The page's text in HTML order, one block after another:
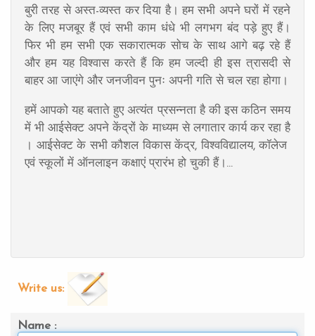
बुरी तरह से अस्त-व्यस्त कर दिया है। हम सभी अपने घरों में रहने
के लिए मजबूर हैं एवं सभी काम धंधे भी लगभग बंद पड़े हुए हैं।
फिर भी हम सभी एक सकारात्मक सोच के साथ आगे बढ़ रहे हैं
और हम यह विश्वास करते हैं कि हम जल्दी ही इस त्रासदी से
बाहर आ जाएंगे और जनजीवन पुनः अपनी गति से चल रहा होगा।
हमें आपको यह बताते हुए अत्यंत प्रसन्नता है की इस कठिन समय
में भी आईसेक्ट अपने केंद्रों के माध्यम से लगातार कार्य कर रहा है
। आईसेक्ट के सभी कौशल विकास केंद्र, विश्वविद्यालय, कॉलेज
एवं स्कूलों में ऑनलाइन कक्षाएं प्रारंभ हो चुकी हैं।...
Write us:
Name :